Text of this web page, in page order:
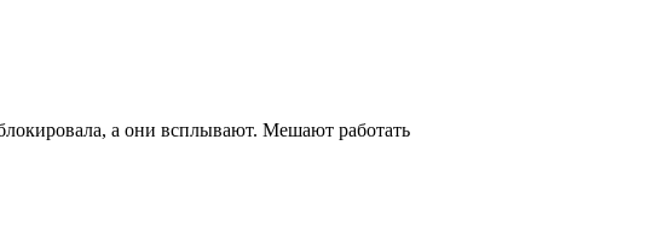
а они всплывают. Мешают работать